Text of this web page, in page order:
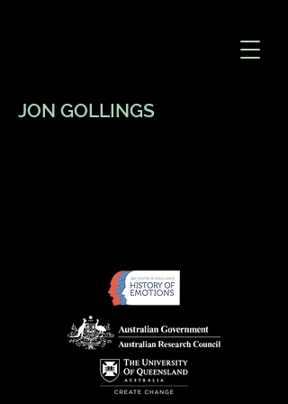
JON GOLLINGS